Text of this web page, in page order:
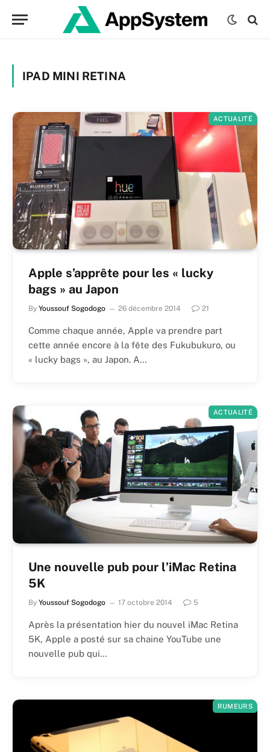
IPAD MINI RETINA
ACTUALITÉ
Apple s’apprête pour les « lucky
bags » au Japon
By Youssouf Sogodogo 26 décembre 2014 21
Comme chaque année, Apple va prendre part
cette année encore à la fête des Fukubukuro, ou
« lucky bags », au Japon. A…
ACTUALITÉ
Une nouvelle pub pour l’iMac Retina
5K
By Youssouf Sogodogo 17 octobre 2014 5
Après la présentation hier du nouvel iMac Retina
5K, Apple a posté sur sa chaine YouTube une
nouvelle pub qui…
RUMEURS